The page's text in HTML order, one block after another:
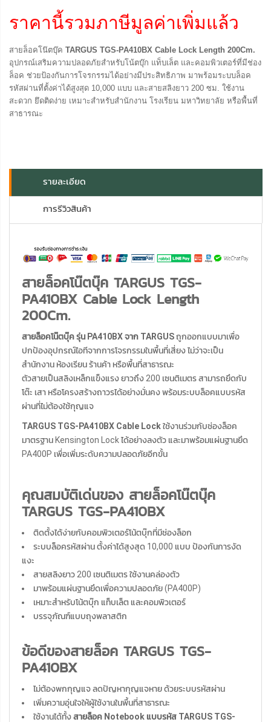
ราคานี้รวมภาษีมูลค่าเพิ่มแล้ว
สายล็อคโน๊ตบุ๊ค TARGUS TGS-PA410BX Cable Lock Length 200Cm.
อุปกรณ์เสริมความปลอดภัยสำหรับโน้ตบุ๊ก แท็บเล็ต และคอมพิวเตอร์ที่มีช่อง
ล็อค ช่วยป้องกันการโจรกรรมได้อย่างมีประสิทธิภาพ มาพร้อมระบบล็อค
รหัสผ่านที่ตั้งค่าได้สูงสุด 10,000 แบบ และสายสลิงยาว 200 ซม. ใช้งาน
สะดวก ยึดติดง่าย เหมาะสำหรับสำนักงาน โรงเรียน มหาวิทยาลัย หรือพื้นที่
สาธารณะ
รายละเอียด
การรีวิวสินค้า
สายล็อคโน๊ตบุ๊ค TARGUS TGS-
PA410BX Cable Lock Length
200Cm.
สายล็อคโน๊ตบุ๊ค รุ่น PA410BX จาก TARGUSถูกออกแบบมาเพื่อ
ปกป้องอุปกรณ์ไอทีจากการโจรกรรมในพื้นที่เสี่ยง ไม่ว่าจะเป็น
สำนักงาน ห้องเรียน ร้านค้า หรือพื้นที่สาธารณะ
ตัวสายเป็นสลิงเหล็กแข็งแรง ยาวถึง 200 เซนติเมตร สามารถยึดกับ
โต๊ะ เสา หรือโครงสร้างถาวรได้อย่างมั่นคง พร้อมระบบล็อคแบบรหัส
ผ่านที่ไม่ต้องใช้กุญแจ
TARGUS TGS-PA410BX Cable Lockใช้งานร่วมกับช่องล็อค
มาตรฐาน Kensington Lock ได้อย่างลงตัว และมาพร้อมแผ่นฐานยึด
PA400P เพื่อเพิ่มระดับความปลอดภัยอีกขั้น
คุณสมบัติเด่นของ สายล็อคโน๊ตบุ๊ค
TARGUS TGS-PA410BX
ติดตั้งได้ง่ายกับคอมพิวเตอร์โน้ตบุ๊กที่มีช่องล็อก
ระบบล็อครหัสผ่าน ตั้งค่าได้สูงสุด 10,000 แบบ ป้องกันการงัด
แงะ
สายสลิงยาว 200 เซนติเมตร ใช้งานคล่องตัว
มาพร้อมแผ่นฐานยึดเพื่อความปลอดภัย (PA400P)
เหมาะสำหรับโน้ตบุ๊ก แท็บเล็ต และคอมพิวเตอร์
บรรจุภัณฑ์แบบถุงพลาสติก
ข้อดีของสายล็อค TARGUS TGS-
PA410BX
ไม่ต้องพกกุญแจ ลดปัญหากุญแจหาย ด้วยระบบรหัสผ่าน
เพิ่มความอุ่นใจให้ผู้ใช้งานในพื้นที่สาธารณะ
ใช้งานได้ทั้งสายล็อค Notebook แบบรหัส TARGUS TGS-